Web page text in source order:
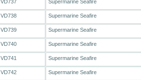
VD737 Supermarine Seafire
VD738 Supermarine Seafire
VD739 Supermarine Seafire
VD740 Supermarine Seafire
VD741 Supermarine Seafire
VD742 Supermarine Seafire